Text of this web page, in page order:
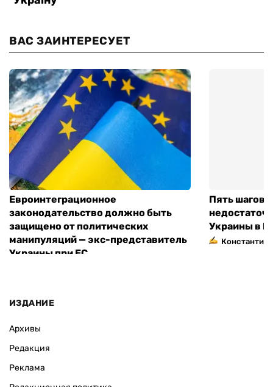
ВАС ЗАИНТЕРЕСУЕТ
Евроинтеграционное
законодательство должно быть
защищено от политических
манипуляций — экс-представитель
Украины при ЕС
Пять шагов
Украины в
Константин
ИЗДАНИЕ
Архивы
Редакция
Реклама